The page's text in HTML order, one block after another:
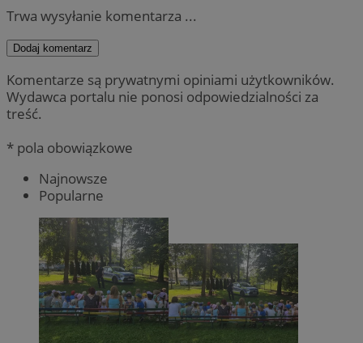
Trwa wysyłanie komentarza ...
Dodaj komentarz
Komentarze są prywatnymi opiniami użytkowników.
Wydawca portalu nie ponosi odpowiedzialności za
treść.
* pola obowiązkowe
Najnowsze
Popularne